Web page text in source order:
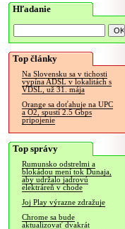
Hľadanie
Top články
Na Slovensku sa v tichosti
vypína ADSL v lokalitách s
VDSL, už 31. mája
Orange sa doťahuje na UPC
a O2, spustí 2.5 Gbps
pripojenie
Top správy
Rumunsko odstrelmi a
blokádou mení tok Dunaja,
aby udržalo jadrovú
elektráreň v chode
Joj Play výrazne zdražuje
Chrome sa bude
aktualizovať dvakrát